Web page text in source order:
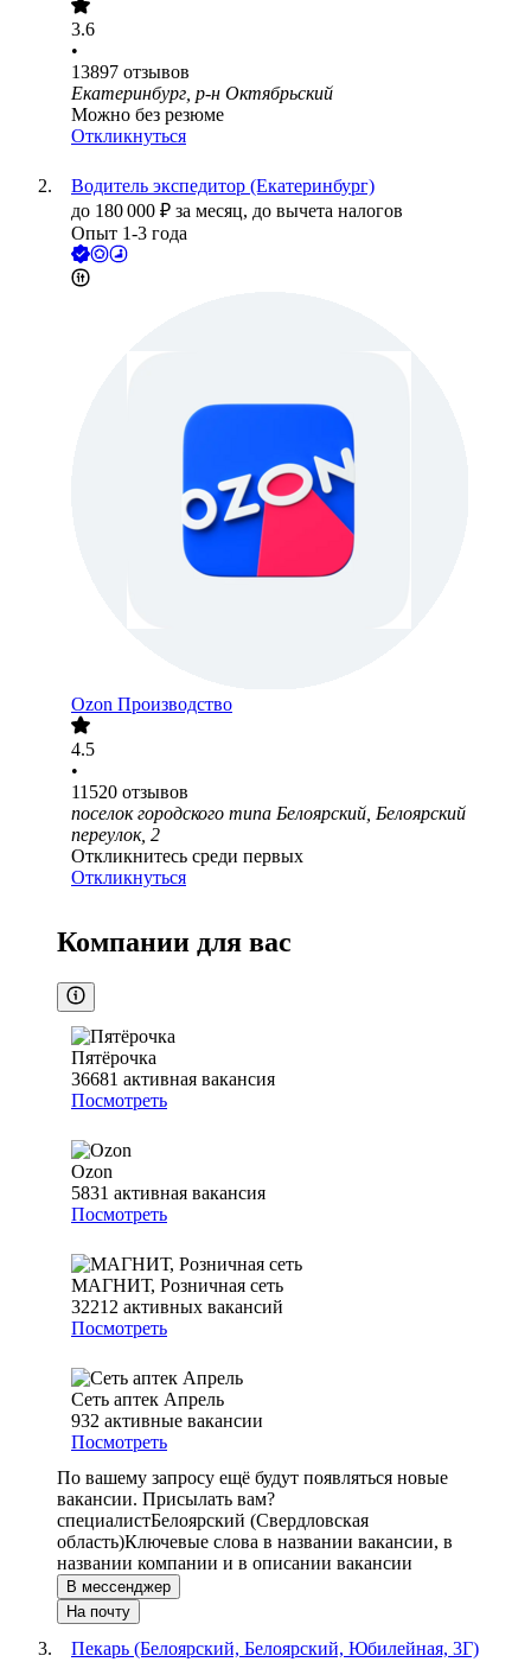
3.6
•
13897 отзывов
Екатеринбург, р-н Октябрьский
Можно без резюме
Откликнуться
Водитель экспедитор (Екатеринбург)
до 180 000 ₽ за месяц, до вычета налогов
Опыт 1-3 года
Ozon Производство
4.5
•
11520 отзывов
поселок городского типа Белоярский, Белоярский
переулок, 2
Откликнитесь среди первых
Откликнуться
Компании для вас
Пятёрочка
36681 активная вакансия
Посмотреть
Ozon
5831 активная вакансия
Посмотреть
МАГНИТ, Розничная сеть
32212 активных вакансий
Посмотреть
Сеть аптек Апрель
932 активные вакансии
Посмотреть
По вашему запросу ещё будут появляться новые
вакансии. Присылать вам?
специалистБелоярский (Свердловская
область)Ключевые слова в названии вакансии, в
названии компании и в описании вакансии
В мессенджер
На почту
Пекарь (Белоярский, Белоярский, Юбилейная, 3Г)